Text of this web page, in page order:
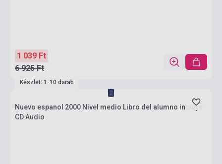
1 039 Ft
6 925 Ft
Készlet: 1-10 darab
Nuevo espanol 2000 Nivel medio Libro del alumno incluye
CD Audio